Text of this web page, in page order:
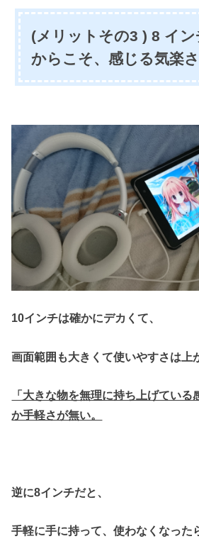
(メリットその3 ) 8 イ
からこそ、感じる気楽さ
10インチは確かにデカくて、
画面範囲も大きくて使いやすさは上
「大きな物を無理に持ち上げている
か手軽さが無い。
逆に8インチだと、
手軽に手に持って、使わなくなった